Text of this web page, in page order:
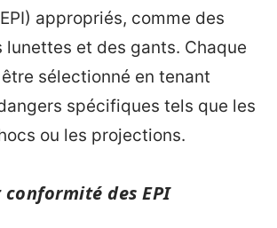
appropriés, comme des
lunettes et des gants. Chaque
sélectionné en tenant
spécifiques tels que les
ou les projections.
des EPI